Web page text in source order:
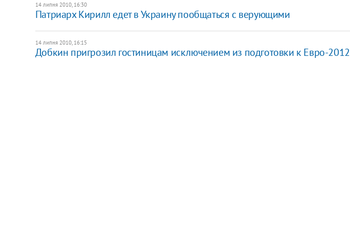
14 липня 2010, 16:30
Патриарх Кирилл едет в Украину пообщаться с верующими
14 липня 2010, 16:15
Добкин пригрозил гостиницам исключением из подготовки к Евро-2012